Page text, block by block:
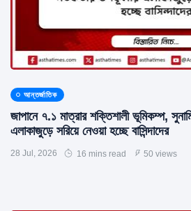
আন্তর্জাতিক
জাপানে ৭.১ মাত্রার শক্তিশালী ভূমিকম্প,
এলাকাজুড়ে সরিয়ে নেওয়া হচ্ছে বাসিন্দাদের
28 Jul, 2026 16 mins read 50 views